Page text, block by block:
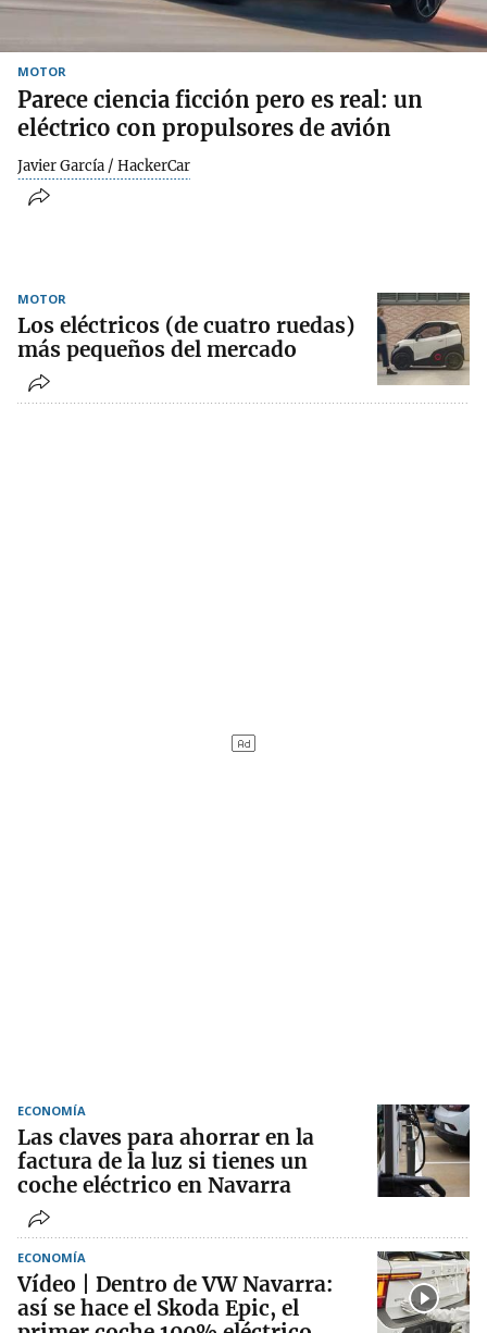
MOTOR
Parece ciencia ficción pero es real: un
eléctrico con propulsores de avión
Javier García / HackerCar
MOTOR
Los eléctricos (de cuatro ruedas)
más pequeños del mercado
ECONOMÍA
Las claves para ahorrar en la
factura de la luz si tienes un
coche eléctrico en Navarra
ECONOMÍA
Vídeo | Dentro de VW Navarra:
así se hace el Skoda Epic, el